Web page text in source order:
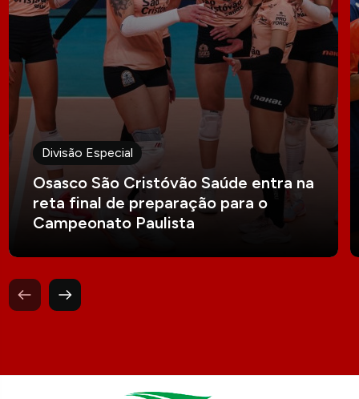
Divisão Especial
Osasco São Cristóvão Saúde entra na
reta final de preparação para o
Campeonato Paulista